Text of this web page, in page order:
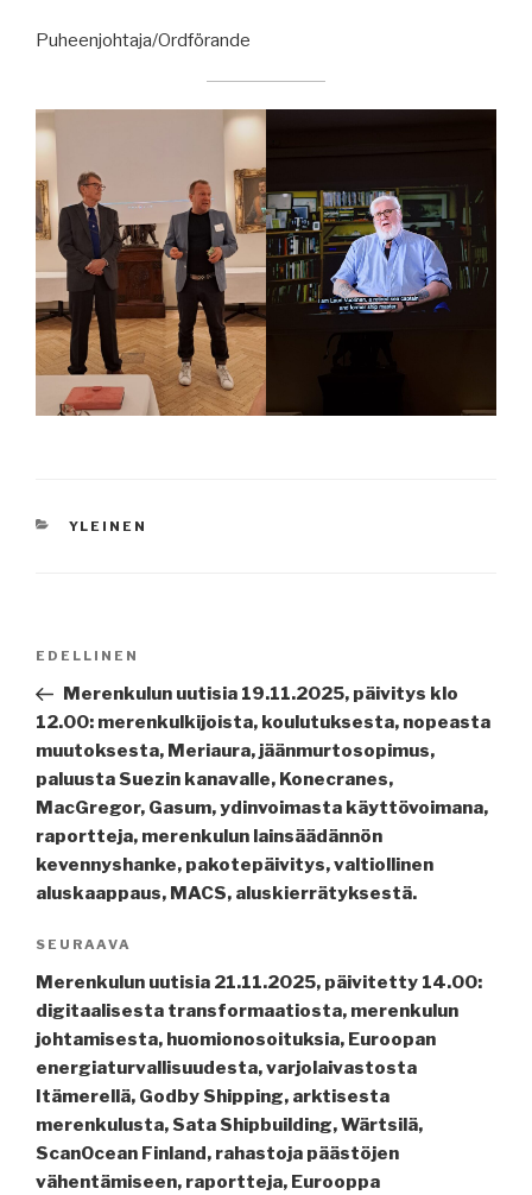
Puheenjohtaja/Ordförande
KATEGORIAT
YLEINEN
Edellinen
artikkeli
EDELLINEN
Merenkulun uutisia 19.11.2025, päivitys klo
12.00: merenkulkijoista, koulutuksesta, nopeasta
muutoksesta, Meriaura, jäänmurtosopimus,
paluusta Suezin kanavalle, Konecranes,
MacGregor, Gasum, ydinvoimasta käyttövoimana,
raportteja, merenkulun lainsäädännön
kevennyshanke, pakotepäivitys, valtiollinen
aluskaappaus, MACS, aluskierrätyksestä.
Seuraava
artikkeli
SEURAAVA
Merenkulun uutisia 21.11.2025, päivitetty 14.00:
digitaalisesta transformaatiosta, merenkulun
johtamisesta, huomionosoituksia, Euroopan
energiaturvallisuudesta, varjolaivastosta
Itämerellä, Godby Shipping, arktisesta
merenkulusta, Sata Shipbuilding, Wärtsilä,
ScanOcean Finland, rahastoja päästöjen
vähentämiseen, raportteja, Eurooppa